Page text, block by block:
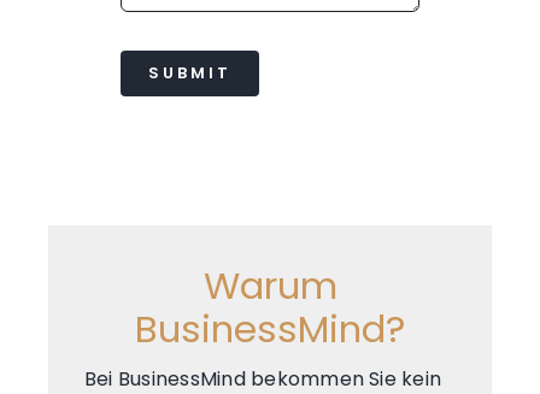
SUBMIT
Warum
BusinessMind?
Bei BusinessMind bekommen Sie kein